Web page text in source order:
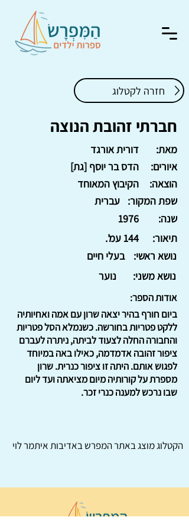
חזרה לקטלוג
חברתי זהובת הנוצה
דורית אורגד
מאת:
הדס בר יוסף [גת]
איורים:
הקיבוץ המאוחד
הוצאה:
עברית
שפת המקור:
1976
שנה:
144 עמ'.
תיאור:
בעלי חיים
נושא ראשי:
נוער
נושא משני:
אודות הספר:
ביום חורף בהיר יצאה שרון עם אמה ואחיותיה
ללקט פטריות בחורשה. כשנמלא הסל פטריות
והחבורה החלה לצעוד לביתה, ניתרה לעברם
ציפור זהובה אדמדמה, כאילו באה במיוחד
לפגוש אותם. היתה זו ציפור כנרית. שרון
מספרת על קורותיה מיום מציאתה ועד ליום
שבו נרכש למענה כנרי זכר.
הקטלוג מוצג באתרהמפרשבאדיבות איתמר לוי